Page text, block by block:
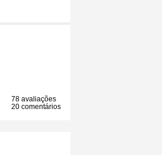
78 avaliações
20 comentários